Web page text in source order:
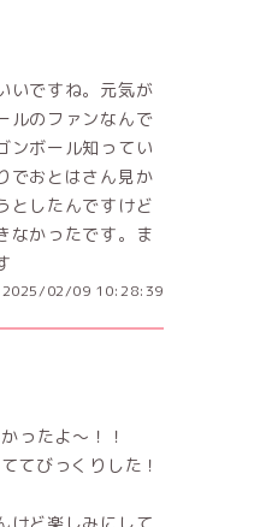
いですね。元気が
ルのファンなんで
ンボール知ってい
でおとはさん見か
としたんですけど
なかったです。ま
2025/02/09 10:28:39
ったよ〜！！
てびっくりした！